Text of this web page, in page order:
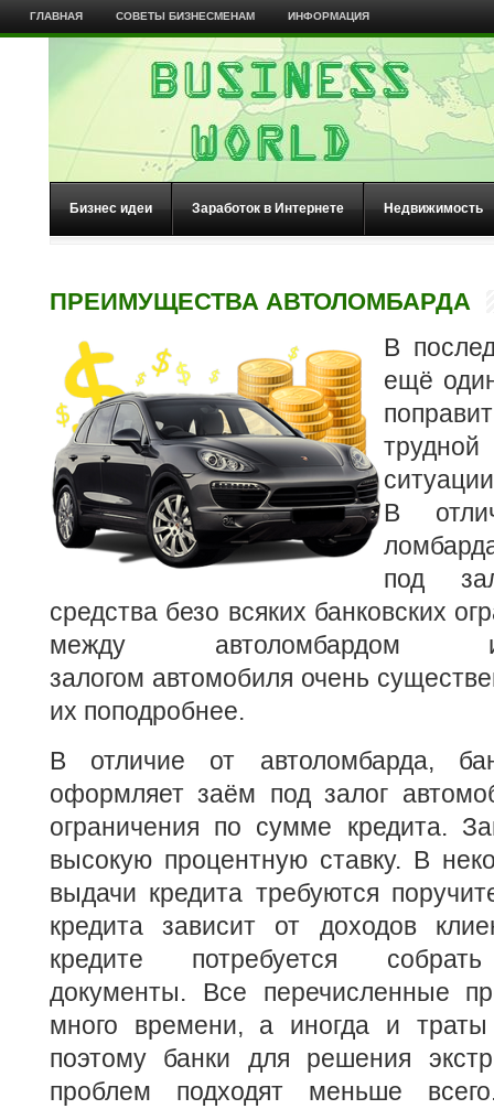
ГЛАВНАЯ СОВЕТЫ БИЗНЕСМЕНАМ ИНФОРМАЦИЯ
Бизнес идеи Заработок в Интернете Недвижимость
ПРЕИМУЩЕСТВА АВТОЛОМБАРДА
В
ещё
В
под
средства безо всяких банковских
между автоломбардом
залогом автомобиля очень
их поподробнее.
В отличие от автоломбарда,
оформляет заём под залог
ограничения по сумме кредита.
высокую процентную ставку. В
выдачи кредита требуются
кредита зависит от доходов
кредите потребуется
документы. Все перечисленные
много времени, а иногда и
поэтому банки для решения
проблем подходят меньше